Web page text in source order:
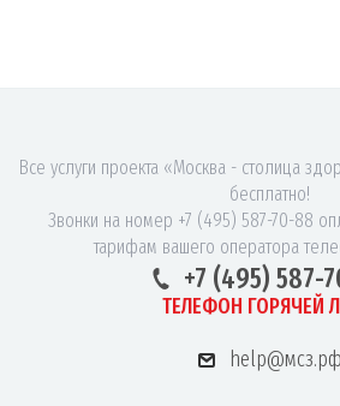
Все услуги проекта «Москва - столица
бесплатно!
Звонки на номер +7 (495) 587-70-88
тарифам вашего оператора
+7 (495) 587-
ТЕЛЕФОН ГОРЯЧЕЙ
help@мсз.рф